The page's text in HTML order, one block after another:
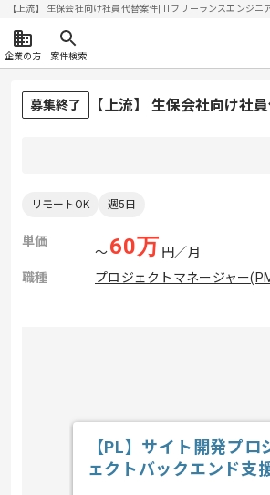
【上流】 生保会社向け社員代替案件| ITフリーランスエンジ
企業の方 案件検索
募集終了 【上流】 生保会社向け社
リモートOK 週5日
単価
〜60万 円／月
職種
プロジェクトマネージャー
【PL】サイト開発プロ
ェクトバックエンド支